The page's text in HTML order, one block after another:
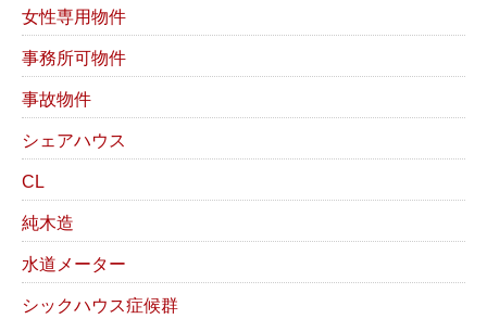
女性専用物件
事務所可物件
事故物件
シェアハウス
CL
純木造
水道メーター
シックハウス症候群